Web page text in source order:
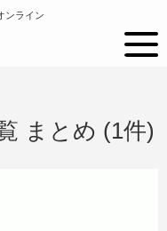
ンライン
まとめ (1件)